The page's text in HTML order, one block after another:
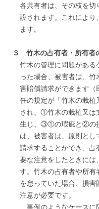
各共有者は、その枝を
設されます。これにより
ます。
３ 竹木の占有者・所有者
竹木の管理に問題があ
った場合、被害者は、
害賠償請求ができます
任の規定が「竹木の栽
され、①竹木の栽植又
生じ、③①の瑕疵と②の
は、被害者は、原則と
請求することができ、
要な注意をしたときには
す。竹木の占有者や所
を怠っていた場合、損害
注意が必要です。
事例のようなケースに